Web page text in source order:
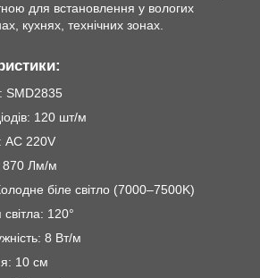
для встановлення у вологих
кухнях, технічних зонах.
SMD2835
120 шт/м
AC 220V
870 Лм/м
біле світло (7000–7500K)
120°
8 Вт/м
10 см